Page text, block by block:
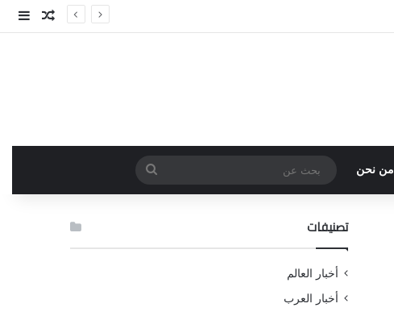
مقال
من نحن
بحث
عن
تصنيفات
أخبار العالم
أخبار العرب